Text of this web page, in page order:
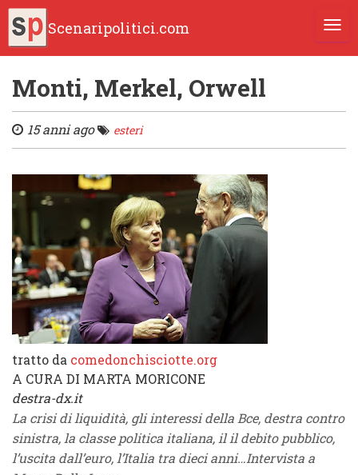
Scenaripolitici.com
Monti, Merkel, Orwell
15 anni ago esteri
tratto da comedonchisciotte.org
A CURA DI MARTA MORICONE
destra-dx.it
La crisi di liquidità, gli interessi della Bce, destra contro
sinistra, la classe politica italiana, il il debito pubblico,
l’uscita dall’euro, l’Italia tra dieci anni…Intervista a